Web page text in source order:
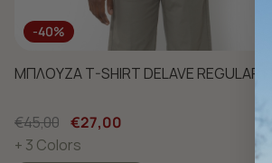
-40%
ΜΠΛΟΥΖΑ T-SHIRT DELAVE REGULAR FIT
€45,00 €27,00
+ 3 Colors